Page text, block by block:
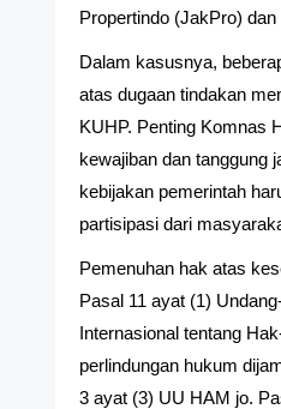
Propertindo (JakPro)
Dalam kasusnya,
atas dugaan tindakan
KUHP. Penting Komnas
kewajiban dan tanggung
kebijakan pemerintah
partisipasi dari
Pemenuhan hak atas
Pasal 11 ayat (1)
Internasional tentang
perlindungan hukum
3 ayat (3) UU HAM jo.